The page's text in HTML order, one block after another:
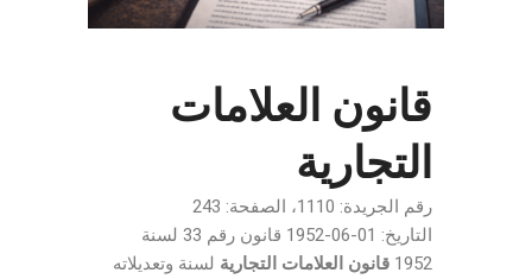
قانون العلامات
التجارية
رقم الجريدة: 1110، الصفحة: 243
التاريخ: 01-06-1952 قانون رقم 33 لسنة
1952 قانون العلامات التجارية لسنة وتعديلاته